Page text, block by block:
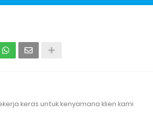
keras untuk kenyamana klien kami